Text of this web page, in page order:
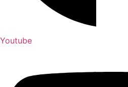
Youtube